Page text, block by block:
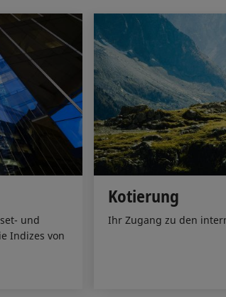
und
Indizes von
Kotierung
Ihr Zugang zu den